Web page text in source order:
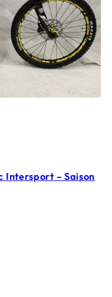
Intersport – Saison